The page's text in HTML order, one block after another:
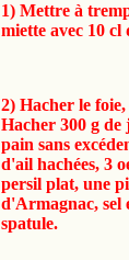
1) Mettre à
miette avec 10 cl
2) Hacher le
Hacher 300 g
pain sans
d'ail hachées, 3
persil plat, une
d'Armagnac, sel
spatule.